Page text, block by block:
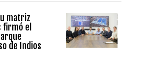
matriz
el
de Indios